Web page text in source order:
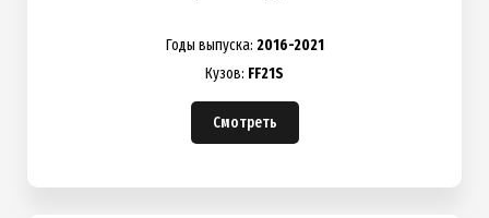
Годы выпуска: 2016-2021
Кузов: FF21S
Смотреть